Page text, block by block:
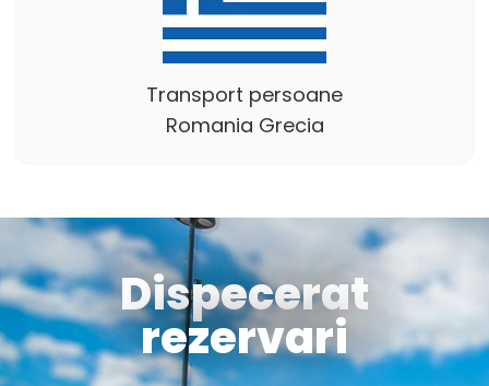
Transport persoane
Romania Grecia
Dispecerat
rezervari